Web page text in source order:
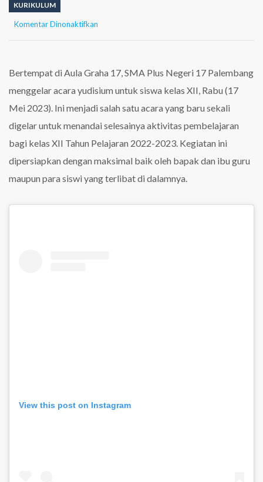
KURIKULUM
Komentar Dinonaktifkan
SMA
Negeri
17
Bertempat di Aula Graha 17, SMA Plus Negeri 17 Palembang
menggelar acara yudisium untuk siswa kelas XII, Rabu (17
Mei 2023). Ini menjadi salah satu acara yang baru sekali
digelar untuk menandai selesainya aktivitas pembelajaran
bagi kelas XII Tahun Pelajaran 2022-2023. Kegiatan ini
dipersiapkan dengan maksimal baik oleh bapak dan ibu guru
maupun para siswi yang terlibat di dalamnya.
View this post on Instagram